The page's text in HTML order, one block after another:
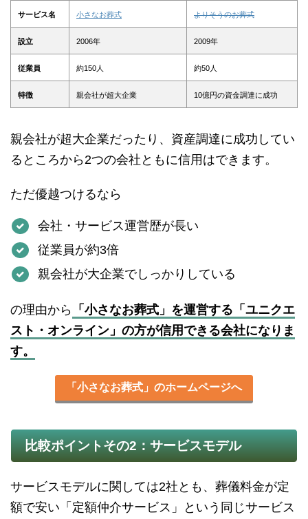
サービス名 小さなお葬式 よりそうのお葬式
設立 2006年 2009年
従業員 約150人 約50人
特徴 親会社が超大企業 10億円の資金調達に成功
親会社が超大企業だったり、資産調達に成功してい
るところから2つの会社ともに信用はできます。
ただ優越つけるなら
会社・サービス運営歴が長い
従業員が約3倍
親会社が大企業でしっかりしている
の理由から 「小さなお葬式」を運営する「ユニクエ
スト・オンライン」の方が信用できる会社になりま
す。
「小さなお葬式」のホームページへ
比較ポイントその2：サービスモデル
サービスモデルに関しては2社とも、葬儀料金が定
額で安い「定額仲介サービス」という同じサービス